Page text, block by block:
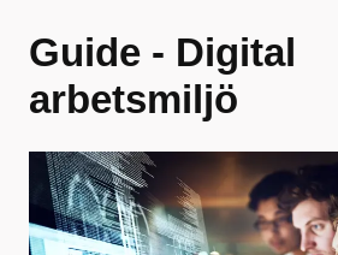
Guide - Digital
arbetsmiljö